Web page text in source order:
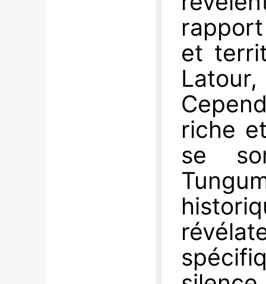
et
riche
se